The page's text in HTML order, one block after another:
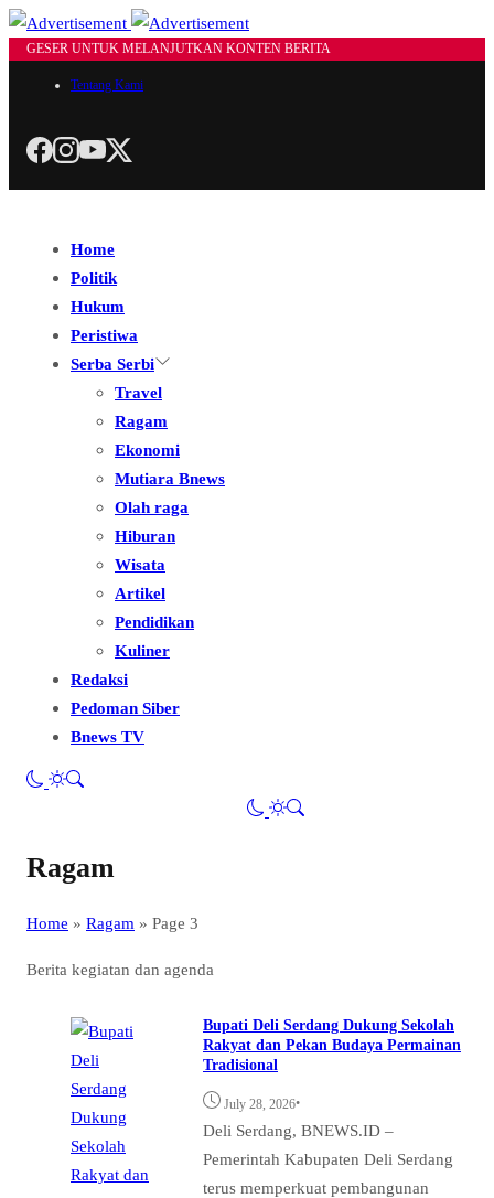
GESER UNTUK MELANJUTKAN KONTEN BERITA
Tentang Kami
Home
Politik
Hukum
Peristiwa
Serba Serbi
Travel
Ragam
Ekonomi
Mutiara Bnews
Olah raga
Hiburan
Wisata
Artikel
Pendidikan
Kuliner
Redaksi
Pedoman Siber
Bnews TV
Ragam
Home » Ragam » Page 3
Berita kegiatan dan agenda
Bupati Deli Serdang Dukung Sekolah
Rakyat dan Pekan Budaya Permainan
Tradisional
July 28, 2026•
Deli Serdang, BNEWS.ID –
Pemerintah Kabupaten Deli Serdang
terus memperkuat pembangunan